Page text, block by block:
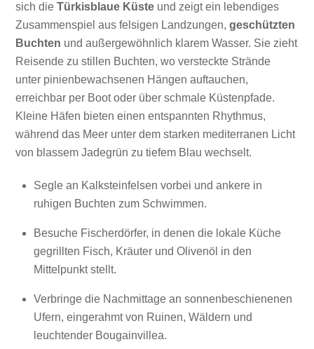
sich dieTürkisblaue Küste und zeigt ein lebendiges
Zusammenspiel aus felsigen Landzungen,geschützten
Buchten und außergewöhnlich klarem Wasser. Sie zieht
Reisende zu stillen Buchten, wo versteckte Strände
unter pinienbewachsenen Hängen auftauchen,
erreichbar per Boot oder über schmale Küstenpfade.
Kleine Häfen bieten einen entspannten Rhythmus,
während das Meer unter dem starken mediterranen Licht
von blassem Jadegrün zu tiefem Blau wechselt.
Segle an Kalksteinfelsen vorbei und ankere in
ruhigen Buchten zum Schwimmen.
Besuche Fischerdörfer, in denen die lokale Küche
gegrillten Fisch, Kräuter und Olivenöl in den
Mittelpunkt stellt.
Verbringe die Nachmittage an sonnenbeschienenen
Ufern, eingerahmt von Ruinen, Wäldern und
leuchtender Bougainvillea.